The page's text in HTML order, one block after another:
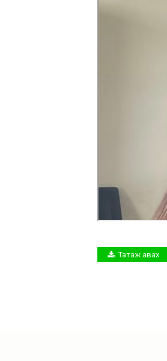
Татаж авах